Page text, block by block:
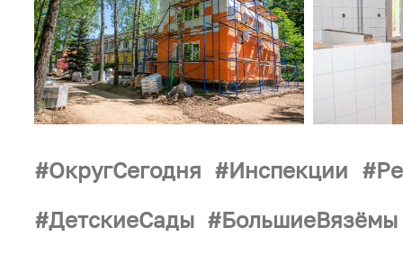
ОкругСегодня Инспекции
ДетскиеСады
БольшиеВязёмы